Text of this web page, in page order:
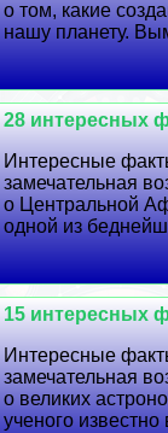
о том, какие
нашу планету.
28 интересных
Интересные
замечательная
о Центральной
одной из
15 интересных
Интересные
замечательная
о великих
ученого